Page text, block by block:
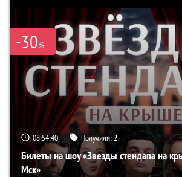
-30%
08:54:39 Получили:2
Билеты на шоу «Звезды стендапа на
Мск»